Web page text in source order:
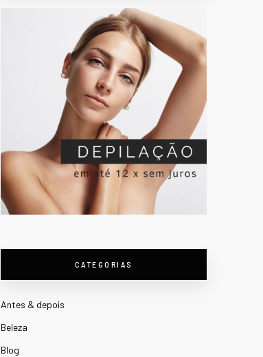
CATEGORIAS
Antes & depois
Beleza
Blog